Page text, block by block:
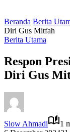
Beranda Berita
Diri Gus Mitfah
Berita Utama
Respon
Diri Gus
Slow Ahmadi
1